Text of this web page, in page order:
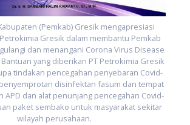
(Pemkab) Gresik mengapresiasi
Gresik dalam membantu Pemkab
dan menangani Corona Virus Disease
Bantuan yang diberikan PT Petrokimia Gresik
tindakan pencegahan penyebaran Covid-
disinfektan fasum dan tempat
APD dan alat penunjang pencegahan Covid-
paket sembako untuk masyarakat sekitar
wilayah perusahaan.